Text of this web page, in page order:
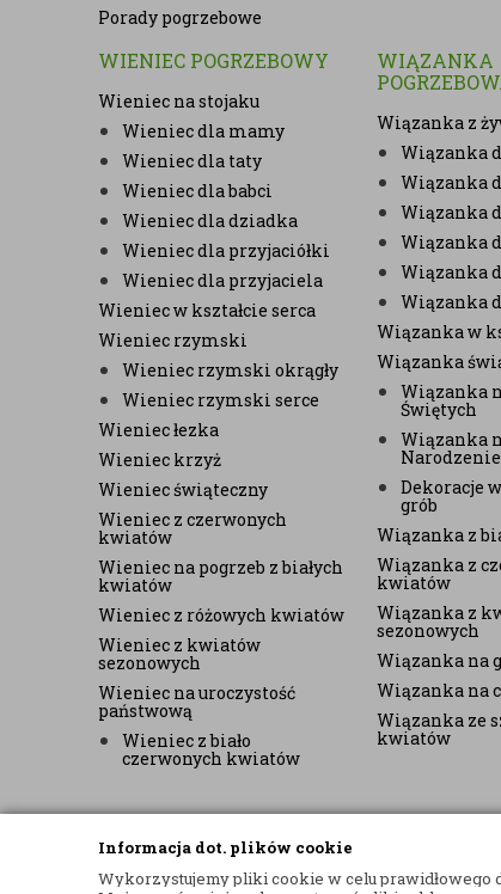
Informacja dot. plików cookie
Wykorzystujemy pliki cookie w celu prawidłowego
Porady pogrzebowe
WIENIEC POGRZEBOWY
Wieniec na stojaku
Wieniec dla mamy
Wieniec dla taty
Wieniec dla babci
Wieniec dla dziadka
Wieniec dla przyjaciółki
Wieniec dla przyjaciela
Wieniec w kształcie serca
Wieniec rzymski
Wieniec rzymski okrągły
Wieniec rzymski serce
Wieniec łezka
Wieniec krzyż
Wieniec świąteczny
Wieniec z czerwonych
kwiatów
Wieniec na pogrzeb z białych
kwiatów
Wieniec z różowych kwiatów
Wieniec z kwiatów
sezonowych
Wieniec na uroczystość
państwową
Wieniec z biało
czerwonych kwiatów
WIĄZANKA
Wiązanka z
Wiązanka
Wiązanka
Wiązanka
Wiązanka
Wiązanka
Wiązanka
Wiązanka w
Wiązanka
Wiązanka
Świętych
Wiązanka
Narodzenie
Dekoracje
grób
Wiązanka z
Wiązanka z
kwiatów
Wiązanka z
sezonowych
Wiązanka na
Wiązanka na
Wiązanka ze
kwiatów